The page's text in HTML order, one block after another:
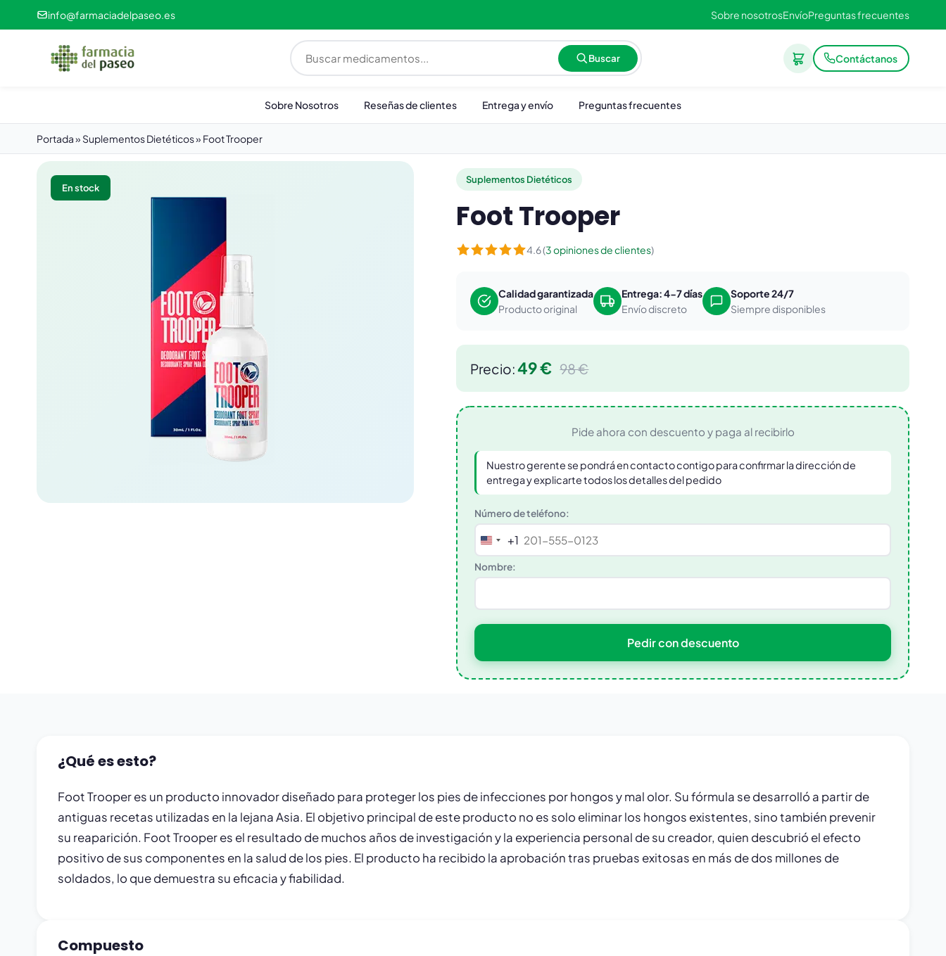
info@farmaciadelpaseo.es Sobre nosotrosEnvíoPreguntas frecuentes
Buscar Contáctanos
Sobre Nosotros Reseñas de clientes Entrega y envío Preguntas frecuentes
Portada» Suplementos Dietéticos» Foot Trooper
En stock
Suplementos Dietéticos
Foot Trooper
4.6 (3 opiniones de clientes)
Calidad garantizada
Producto original
Entrega: 4-7 días
Envío discreto
Soporte 24/7
Siempre disponibles
Precio:49 € 98 €
Pide ahora con descuento y paga al recibirlo
Nuestro gerente se pondrá en contacto contigo para confirmar la dirección de
entrega y explicarte todos los detalles del pedido
Número de teléfono:
United
States
+1
+1
Nombre:
Pedir con descuento
¿Qué es esto?
Foot Trooper es un producto innovador diseñado para proteger los pies de infecciones por hongos y mal olor. Su fórmula se desarrolló a partir de
antiguas recetas utilizadas en la lejana Asia. El objetivo principal de este producto no es solo eliminar los hongos existentes, sino también prevenir
su reaparición. Foot Trooper es el resultado de muchos años de investigación y la experiencia personal de su creador, quien descubrió el efecto
positivo de sus componentes en la salud de los pies. El producto ha recibido la aprobación tras pruebas exitosas en más de dos millones de
soldados, lo que demuestra su eficacia y fiabilidad.
Compuesto